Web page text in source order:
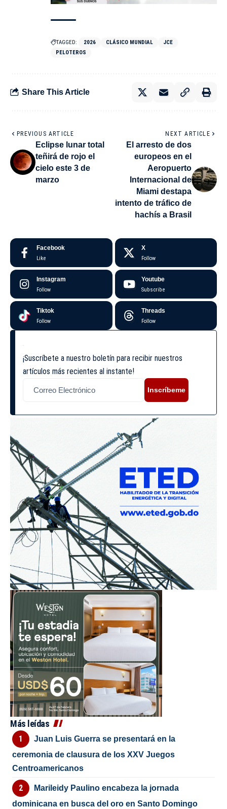
TAGGED: 2026 CLÁSICO MUNDIAL
JCE
PELOTEROS
Share This Article
PREVIOUS ARTICLE
Eclipse lunar total
teñirá de rojo el
cielo este 3 de
marzo
NEXT ARTICLE
El arresto de dos
europeos en el
Aeropuerto
Internacional de
Miami destapa
intento de tráfico de
hachís a Brasil
Facebook
Like
X
Follow
Instagram
Follow
Youtube
Subscribe
Tiktok
Follow
Threads
Follow
¡Suscríbete a nuestro boletín para recibir nuestros
artículos más recientes al instante!
Inscríbeme
Más leídas
Juan Luis Guerra se presentará en la
ceremonia de clausura de los XXV Juegos
Centroamericanos
Marileidy Paulino encabeza la jornada
dominicana en busca del oro en Santo Domingo